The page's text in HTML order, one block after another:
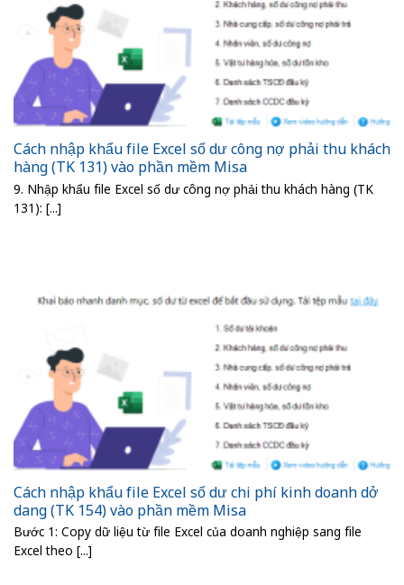
Cách nhập khẩu file Excel số dư công nợ phải thu khách
hàng (TK 131) vào phần mềm Misa
9. Nhập khẩu file Excel số dư công nợ phải thu khách hàng (TK
131): [...]
Cách nhập khẩu file Excel số dư chi phí kinh doanh dở
dang (TK 154) vào phần mềm Misa
Bước 1: Copy dữ liệu từ file Excel của doanh nghiệp sang file
Excel theo [...]